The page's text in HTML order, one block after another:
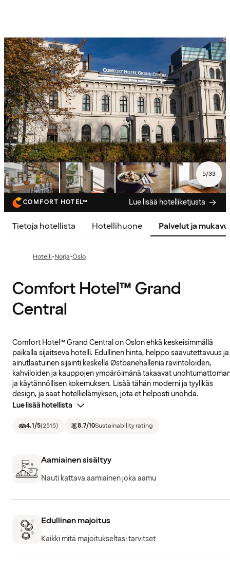
5/33
COMFORT HOTEL™ Lue lisää hotelliketjusta
Tietoja hotellista Hotellihuone Palvelut ja
Hotelli·Norja·Oslo
Comfort Hotel™ Grand
Central
Comfort Hotel™ Grand Central on Oslon ehkä keskeisimmällä
paikalla sijaitseva hotelli. Edullinen hinta, helppo saavutettavuus ja
ainutlaatuinen sijainti keskellä Østbanehallenia ravintoloiden,
kahviloiden ja kauppojen ympäröimänä takaavat
ja käytännöllisen kokemuksen. Lisää tähän moderni ja tyylikäs
design, ja saat hotellielämyksen, jota et helposti unohda.
Lue lisää hotellista
4.1/5(2515) 8.7/10Sustainability rating
Aamiainen sisältyy
Nauti kattava aamiainen joka aamu
Edullinen majoitus
Kaikki mitä majoitukseltasi tarvitset